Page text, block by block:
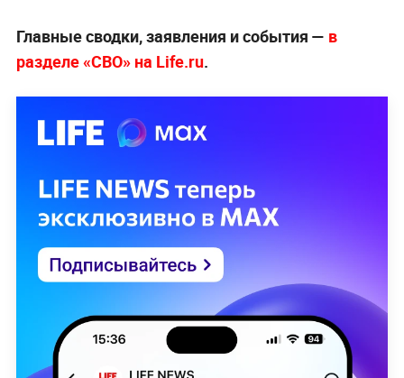
Главные сводки, заявления и события — в
разделе «СВО» на Life.ru.